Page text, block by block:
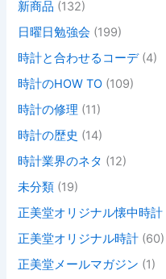
新商品 (132)
日曜日勉強会 (199)
時計と合わせるコーデ(4)
時計のHOW TO (109)
時計の修理 (11)
時計の歴史 (14)
時計業界のネタ (12)
未分類 (19)
正美堂オリジナル懐中時計
正美堂オリジナル時計 (60)
正美堂メールマガジン (1)